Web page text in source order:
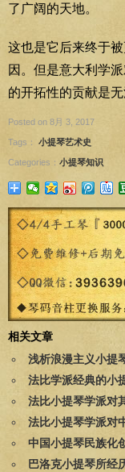
了广阔的天地。
这也是它后来终于
因。但是意大利学
的开拓性的贡献是无
Posted on 8月 3, 2017
Tags： 小提琴艺术史
Categories： 小提琴知识
相关文章
浅析浪漫主义小提
法比学派经典的小
法比小提琴学派对
法比小提琴学派对
中国小提琴民族化
巴洛克小提琴所经